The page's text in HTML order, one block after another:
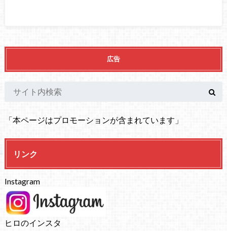
広告
「本ページはプロモーションが含まれています」
リンク
Instagram
ヒロのインスタ